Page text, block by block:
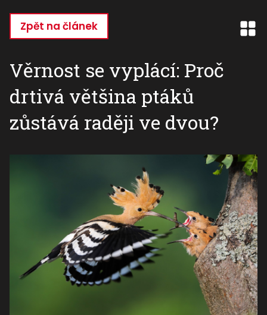
hlavnímu
Zpět na článek
Věrnost se vyplácí: Proč
drtivá většina ptáků
zůstává raději ve dvou?